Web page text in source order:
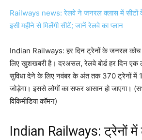
Railways news: रेलवे ने जनरल क्लास में सीटों
इसी महीने से मिलेंगी सीटें; जानें रेलवे का प्लान
Indian Railways: हर दिन ट्रेनों के जनरल कोच
लिए खुशखबरी है। दरअसल, रेलवे बोर्ड हर दिन एक
सुविधा देने के लिए नवंबर के अंत तक 370 ट्रेनों
जोड़ेगा। इससे लोगों का सफर आसान हो जाएगा।
विकिमीडिया कॉमन)
Indian Railways: ट्रेनों